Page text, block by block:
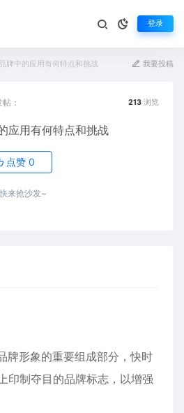
登录
牌中的应用有何特点和挑战 我要投稿
帖： 213 浏览
应用有何特点和挑战
点赞 0
来抢沙发~
牌形象的重要组成部分，快时
印制夺目的品牌标志，以增强